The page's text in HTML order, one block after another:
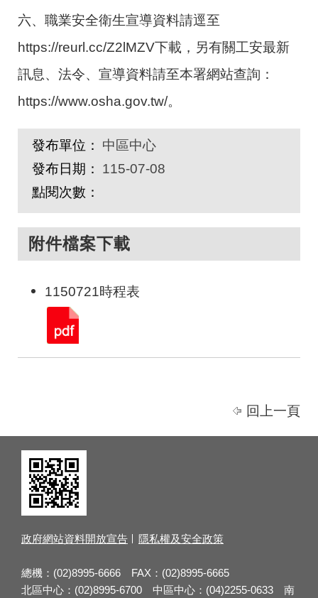
六、職業安全衛生宣導資料請逕至
https://reurl.cc/Z2lMZV下載，另有關工安最新
訊息、法令、宣導資料請至本署網站查詢：
https://www.osha.gov.tw/。
發布單位：
中區中心
發布日期：
115-07-08
點閱次數：
附件檔案下載
1150721時程表
回上一頁
政府網站資料開放宣告 隱私權及安全政策
總機：(02)8995-6666 FAX：(02)8995-6665
北區中心：(02)8995-6700 中區中心：(04)2255-0633 南